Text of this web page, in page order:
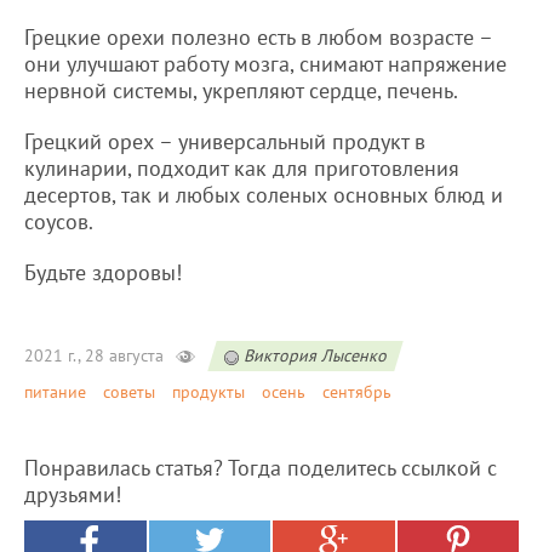
Грецкие орехи полезно есть в любом возрасте –
они улучшают работу мозга, снимают напряжение
нервной системы, укрепляют сердце, печень.
Грецкий орех – универсальный продукт в
кулинарии, подходит как для приготовления
десертов, так и любых соленых основных блюд и
соусов.
Будьте здоровы!
2021 г., 28 августа
Виктория Лысенко
питание
советы продукты осень сентябрь
Понравилась статья? Тогда поделитесь ссылкой с
друзьями!